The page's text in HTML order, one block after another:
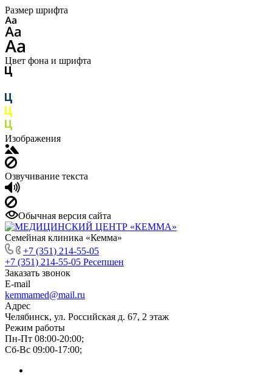
Размер шрифта
Цвет фона и шрифта
Изображения
Озвучивание текста
Обычная версия сайта
Семейная клиника «Кемма»
+7 (351) 214-55-05
+7 (351) 214-55-05 Ресепшен
Заказать звонок
E-mail
kemmamed@mail.ru
Адрес
Челябинск, ул. Российская д. 67, 2 этаж
Режим работы
Пн-Пт 08:00-20:00;
Сб-Вс 09:00-17:00;